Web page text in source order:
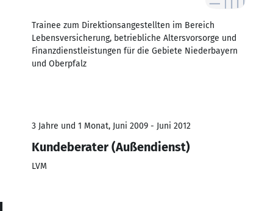
Trainee zum Direktionsangestellten im Bereich
Lebensversicherung, betriebliche Altersvorsorge und
Finanzdienstleistungen für die Gebiete Niederbayern
und Oberpfalz
3 Jahre und 1 Monat, Juni 2009 - Juni 2012
Kundeberater (Außendienst)
LVM